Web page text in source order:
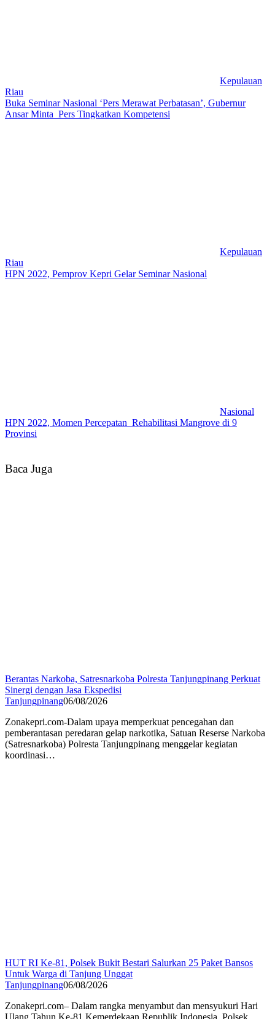
Kepulauan
Riau
Buka Seminar Nasional ‘Pers Merawat Perbatasan’, Gubernur
Ansar Minta Pers Tingkatkan Kompetensi
Kepulauan
Riau
HPN 2022, Pemprov Kepri Gelar Seminar Nasional
Nasional
HPN 2022, Momen Percepatan Rehabilitasi Mangrove di 9
Provinsi
Baca Juga
Berantas Narkoba, Satresnarkoba Polresta Tanjungpinang Perkuat
Sinergi dengan Jasa Ekspedisi
Tanjungpinang06/08/2026
Zonakepri.com-Dalam upaya memperkuat pencegahan dan
pemberantasan peredaran gelap narkotika, Satuan Reserse Narkoba
(Satresnarkoba) Polresta Tanjungpinang menggelar kegiatan
koordinasi…
HUT RI Ke-81, Polsek Bukit Bestari Salurkan 25 Paket Bansos
Untuk Warga di Tanjung Unggat
Tanjungpinang06/08/2026
Zonakepri.com– Dalam rangka menyambut dan mensyukuri Hari